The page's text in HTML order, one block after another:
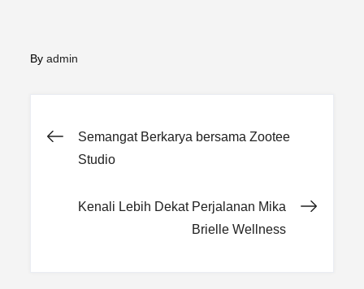
Byadmin
Post
Semangat Berkarya bersama Zootee
Studio
Kenali Lebih Dekat Perjalanan Mika
Brielle Wellness